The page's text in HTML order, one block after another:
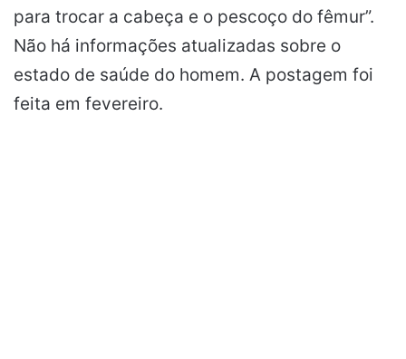
para trocar a cabeça e o pescoço do fêmur”.
Não há informações atualizadas sobre o
estado de saúde do homem. A postagem foi
feita em fevereiro.